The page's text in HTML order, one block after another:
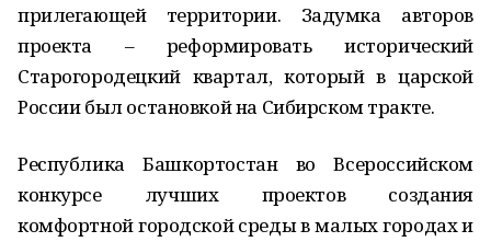
прилегающей территории. Задумка авторов
проекта – реформировать исторический
Старогородецкий квартал, который в царской
России был остановкой на Сибирском тракте.
Республика Башкортостан во Всероссийском
конкурсе лучших проектов создания
комфортной городской среды в малых городах и